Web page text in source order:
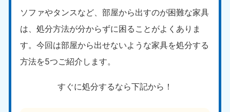
ソファやタンスなど、部屋から出すのが困難な家具
は、処分方法が分からずに困ることがよくありま
す。今回は部屋から出せないような家具を処分する
方法を5つご紹介します。
すぐに処分するなら下記から！